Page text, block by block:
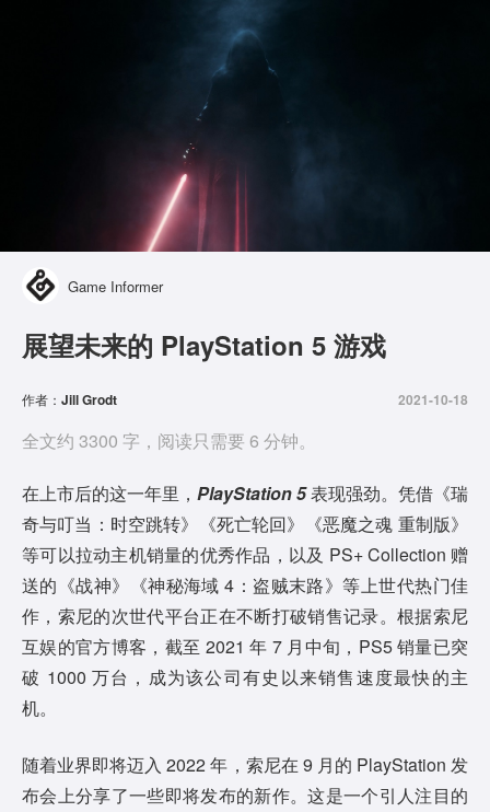
Game Informer
展望未来的 PlayStation 5 游戏
作者： Jill Grodt 2021-10-18
全文约 3300 字，阅读只需要 6 分钟。
在上市后的这一年里， PlayStation 5表现强劲。凭借《瑞
奇与叮当：时空跳转》《死亡轮回》《恶魔之魂 重制版》
等可以拉动主机销量的优秀作品，以及 PS+ Collection 赠
送的《战神》《神秘海域 4：盗贼末路》等上世代热门佳
作，索尼的次世代平台正在不断打破销售记录。根据索尼
互娱的官方博客，截至 2021 年 7 月中旬，PS5 销量已突
破 1000 万台，成为该公司有史以来销售速度最快的主
机。
随着业界即将迈入 2022 年，索尼在 9 月的 PlayStation 发
布会上分享了一些即将发布的新作。这是一个引人注目的